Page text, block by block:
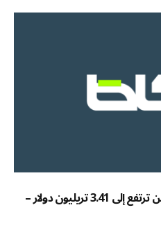
احتياطيات النقد الأجنبي في الصين ترتفع إلى 3.41 تريليون دولار –